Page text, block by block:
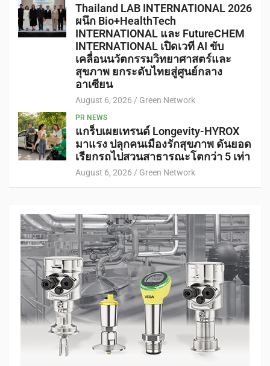
Thailand LAB INTERNATIONAL 2026
ผนึก Bio+HealthTech
INTERNATIONAL และ FutureCHEM
INTERNATIONAL เปิดเวที AI ขับ
เคลื่อนนวัตกรรมวิทยาศาสตร์และ
สุขภาพ ยกระดับไทยสู่ศูนย์กลาง
อาเซียน
August 6, 2026 Green Network
PR NEWS
แกร็บเผยเทรนด์ Longevity-HYROX
มาแรง ปลุกคนเมืองรักสุขภาพ ดันยอด
เรียกรถไปสวนสาธารณะโตกว่า 5 เท่า
August 6, 2026 Green Network